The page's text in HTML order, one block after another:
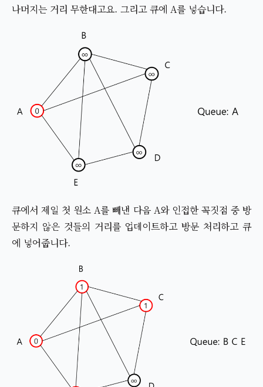
나머지는 거리 무한대고요. 그리고 큐에 A를 넣습니다.
큐에서 제일 첫 원소 A를 빼낸 다음 A와 인접한 꼭짓점 중 방
문하지 않은 것들의 거리를 업데이트하고 방문 처리하고 큐
에 넣어줍니다.